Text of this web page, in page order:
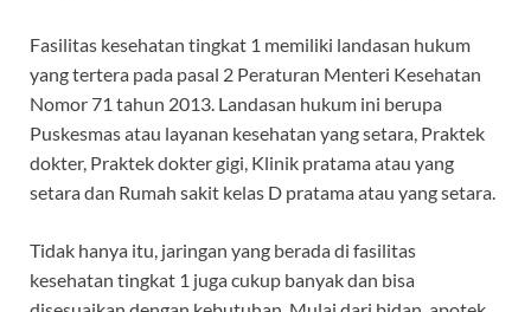
Fasilitas kesehatan tingkat 1 memiliki landasan hukum
yang tertera pada pasal 2 Peraturan Menteri Kesehatan
Nomor 71 tahun 2013. Landasan hukum ini berupa
Puskesmas atau layanan kesehatan yang setara, Praktek
dokter, Praktek dokter gigi, Klinik pratama atau yang
setara dan Rumah sakit kelas D pratama atau yang setara.
Tidak hanya itu, jaringan yang berada di fasilitas
kesehatan tingkat 1 juga cukup banyak dan bisa